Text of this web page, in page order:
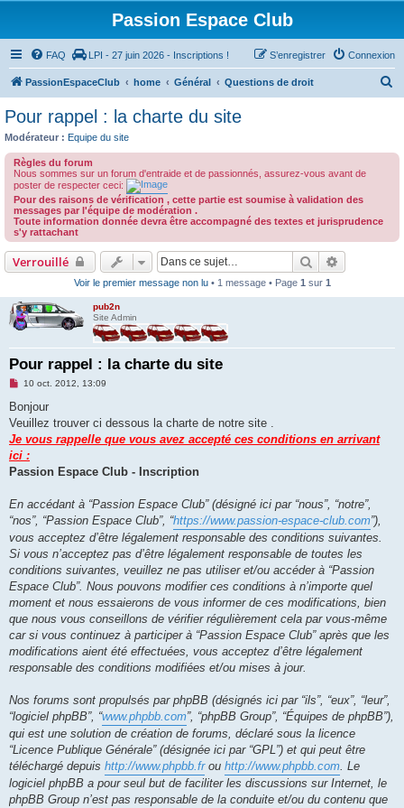
Passion Espace Club
FAQ LPI - 27 juin 2026 - Inscriptions ! Connexion
S’enregistrer
PassionEspaceClub home Général Questions de droit
Pour rappel : la charte du site
Modérateur : Equipe du site
Règles du forum
Nous sommes sur un forum d'entraide et de passionnés, assurez-vous avant de
poster de respecter ceci:
Pour des raisons de vérification , cette partie est soumise à validation des
messages par l'équipe de modération .
Toute information donnée devra être accompagné des textes et jurisprudence
s'y rattachant
Verrouillé Rechercher
Voir le premier message non lu• 1 message • Page 1 sur 1
pub2n
Site Admin
Pour rappel : la charte du site
M
s
a
g
e
n
o
u
10 oct. 2012, 13:09
Bonjour
Veuillez trouver ci dessous la charte de notre site .
Je vous rappelle que vous avez accepté ces conditions en arrivant
ici :
Passion Espace Club - Inscription
En accédant à “Passion Espace Club” (désigné ici par “nous”, “notre”,
“nos”, “Passion Espace Club”, “https://www.passion-espace-club.com”),
vous acceptez d’être légalement responsable des conditions suivantes.
Si vous n’acceptez pas d’être légalement responsable de toutes les
conditions suivantes, veuillez ne pas utiliser et/ou accéder à “Passion
Espace Club”. Nous pouvons modifier ces conditions à n’importe quel
moment et nous essaierons de vous informer de ces modifications, bien
que nous vous conseillons de vérifier régulièrement cela par vous-même
car si vous continuez à participer à “Passion Espace Club” après que les
modifications aient été effectuées, vous acceptez d’être légalement
responsable des conditions modifiées et/ou mises à jour.
Nos forums sont propulsés par phpBB (désignés ici par “ils”, “eux”, “leur”,
“logiciel phpBB”, “www.phpbb.com”, “phpBB Group”, “Équipes de phpBB”),
qui est une solution de création de forums, déclaré sous la licence
“Licence Publique Générale” (désignée ici par “GPL”) et qui peut être
téléchargé depuis http://www.phpbb.frou http://www.phpbb.com. Le
logiciel phpBB a pour seul but de faciliter les discussions sur Internet, le
phpBB Group n’est pas responsable de la conduite et/ou du contenu que